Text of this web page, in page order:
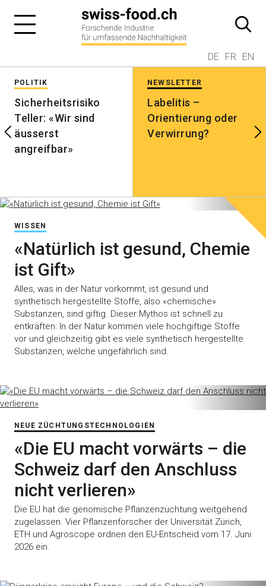
DE FR EN
POLITIK
Sicherheitsrisiko
Teller: «Wir sind
äusserst
angreifbar»
NEWSLETTER
Labelitis –
Orientierung oder
Verwirrung?
WISSEN
«Natürlich ist gesund, Chemie
ist Gift»
Alles, was in der Natur vorkommt, ist gesund und
synthetisch hergestellte Stoffe, also «chemische»
Substanzen, sind giftig. Dieser Mythos ist schnell zu
entkräften: In der Natur kommen viele hochgiftige Stoffe
vor und gleichzeitig gibt es viele synthetisch hergestellte
Substanzen, welche ungefährlich sind.
NEUE ZÜCHTUNGSTECHNOLOGIEN
«Die EU macht vorwärts – die
Schweiz darf den Anschluss
nicht verlieren»
Die EU hat die genomische Pflanzenzüchtung weitgehend
zugelassen. Vier Pflanzenforscher der Universität Zürich,
ETH und Agroscope ordnen den EU-Entscheid vom 17. Juni
2026 ein.